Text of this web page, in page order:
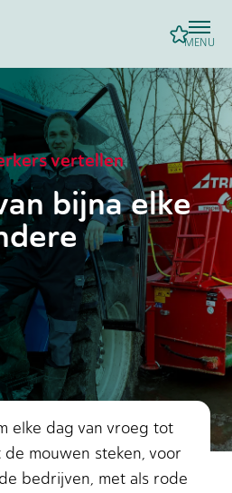
MENU
vertellen
bijna elke
elke dag van vroeg tot
mouwen steken, voor
bedrijven, met als rode